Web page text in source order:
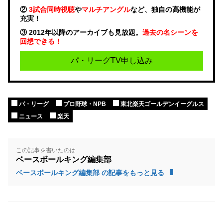
②3試合同時視聴やマルチアングルなど、独自の高機能が
充実！
③ 2012年以降のアーカイブも見放題。 過去の名シーンを
回想できる！
パ・リーグTV申し込み
パ・リーグ プロ野球・NPB
東北楽天ゴールデンイーグルス
ニュース
楽天
この記事を書いたのは
ベースボールキング編集部
ベースボールキング編集部 の記事をもっと見る